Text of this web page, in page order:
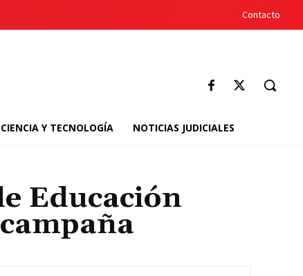
Contacto
CIENCIA Y TECNOLOGÍA NOTICIAS JUDICIALES
Educación